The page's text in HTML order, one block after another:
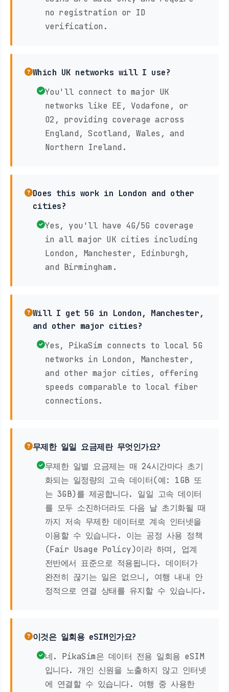
no registration or ID
verification.
Which UK networks will I use?
You'll connect to major UK
networks like EE, Vodafone, or
O2, providing coverage across
England, Scotland, Wales, and
Northern Ireland.
Does this work in London and other
cities?
Yes, you'll have 4G/5G coverage
in all major UK cities including
London, Manchester, Edinburgh,
and Birmingham.
Will I get 5G in London, Manchester,
and other major cities?
Yes, PikaSim connects to local 5G
networks in London, Manchester,
and other major cities, offering
speeds comparable to local fiber
connections.
무제한 일일 요금제란 무엇인가요?
무제한 일별 요금제는 매 24시간마다 초기
화되는 일정량의 고속 데이터(예: 1GB 또
는 3GB)를 제공합니다. 일일 고속 데이터
를 모두 소진하더라도 다음 날 초기화될 때
까지 저속 무제한 데이터로 계속 인터넷을
이용할 수 있습니다. 이는 공정 사용 정책
(Fair Usage Policy)이라 하며, 업계
전반에서 표준으로 적용됩니다. 데이터가
완전히 끊기는 일은 없으니, 여행 내내 안
정적으로 연결 상태를 유지할 수 있습니다.
이것은 일회용 eSIM인가요?
네. PikaSim은 데이터 전용 일회용 eSIM
입니다. 개인 신원을 노출하지 않고 인터넷
에 연결할 수 있습니다. 여행 중 사용한